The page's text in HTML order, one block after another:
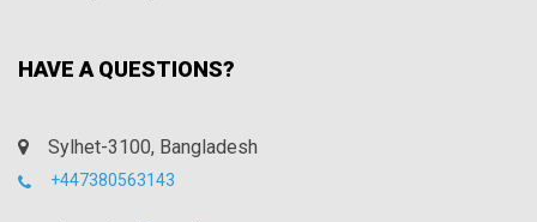
HAVE A QUESTIONS?
Sylhet-3100, Bangladesh
+447380563143